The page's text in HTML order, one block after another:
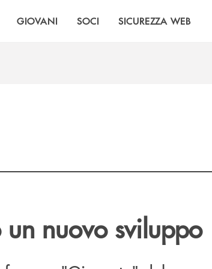
GIOVANI SOCI SICUREZZA WEB
nuovo sviluppo